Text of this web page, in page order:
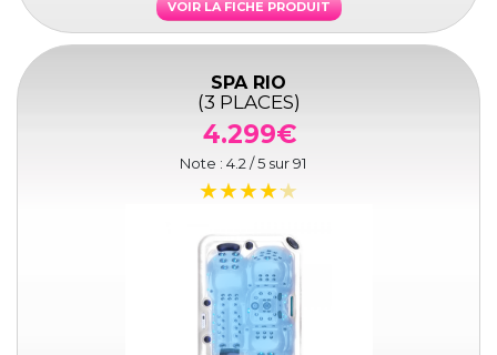
VOIR LA FICHE PRODUIT
SPA RIO
(3 PLACES)
4.299€
Note : 4.2 / 5 sur91